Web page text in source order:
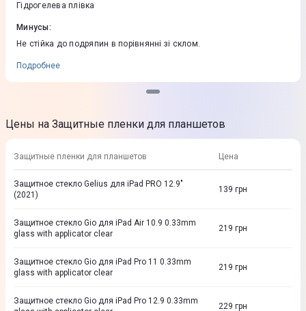
Гідрогелева плівка
Минусы:
Не стійка до подряпин в порівнянні зі склом.
Подробнее
Цены на Защитные пленки для планшетов
Защитные пленки для планшетов Цена
Защитное стекло Gelius для iPad PRO 12.9"
(2021)
139 грн
Защитное стекло Gio для iPad Air 10.9 0.33mm
glass with applicator clear
219 грн
Защитное стекло Gio для iPad Pro 11 0.33mm
glass with applicator clear
219 грн
Защитное стекло Gio для iPad Pro 12.9 0.33mm
229 грн